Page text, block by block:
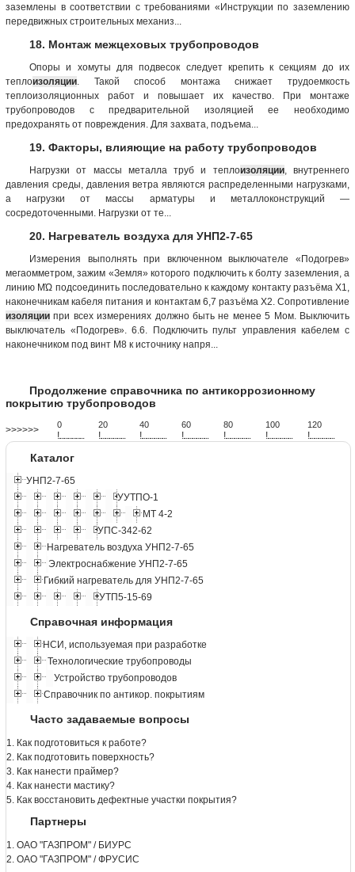
заземлены в соответствии с требованиями «Инструкции по заземлению
передвижных строительных механиз...
18. Монтаж межцеховых трубопроводов
Опоры и хомуты для подвесок следует крепить к секциям до их
теплоизоляции . Такой способ монтажа снижает трудоемкость
теплоизоляционных работ и повышает их качество. При монтаже
трубопроводов с предварительной изоляцией ее необходимо
предохранять от повреждения. Для захвата, подъема...
19. Факторы, влияющие на работу трубопроводов
Нагрузки от массы металла труб и теплоизоляции, внутреннего
давления среды, давления ветра являются распределенными нагрузками,
a нагрузки от массы арматуры и металлоконструкций —
сосредоточенными. Нагрузки от те...
20. Нагреватель воздуха для УНП2-7-65
Измерения выполнять при включенном выключателе «Подогрев»
мегаомметром, зажим «Земля» которого подключить к болту заземления, а
линию МΏ подсоединить последовательно к каждому контакту разъёма Х1,
наконечникам кабеля питания и контактам 6,7 разъёма Х2. Сопротивление
изоляции при всех измерениях должно быть не менее 5 Мом. Выключить
выключатель «Подогрев». 6.6. Подключить пульт управления кабелем с
наконечником под винт М8 к источнику напря...
Продолжение справочника по антикоррозионному
покрытию трубопроводов
>>>>>> 0
!...................
20
!...................
40
!...................
60
!...................
80
!...................
100
!...................
120
!...................
Каталог
УНП2-7-65
УУТПО-1
МТ 4-2
УПС-342-62
Нагреватель воздуха УНП2-7-65
Электроснабжение УНП2-7-65
Гибкий нагреватель для УНП2-7-65
УТП5-15-69
Справочная информация
НСИ, используемая при разработке
Технологические трубопроводы
Устройство трубопроводов
Справочник по антикор. покрытиям
Часто задаваемые вопросы
1. Как подготовиться к работе?
2. Как подготовить поверхность?
3. Как нанести праймер?
4. Как нанести мастику?
5. Как восстановить дефектные участки покрытия?
Партнеры
1. ОАО "ГАЗПРОМ" / БИУРС
2. ОАО "ГАЗПРОМ" / ФРУСИС